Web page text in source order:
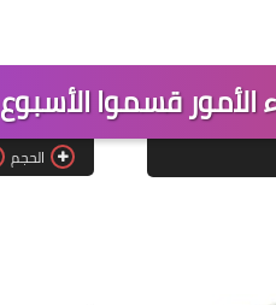
الأمور قسموا الأسبوع
الحجم